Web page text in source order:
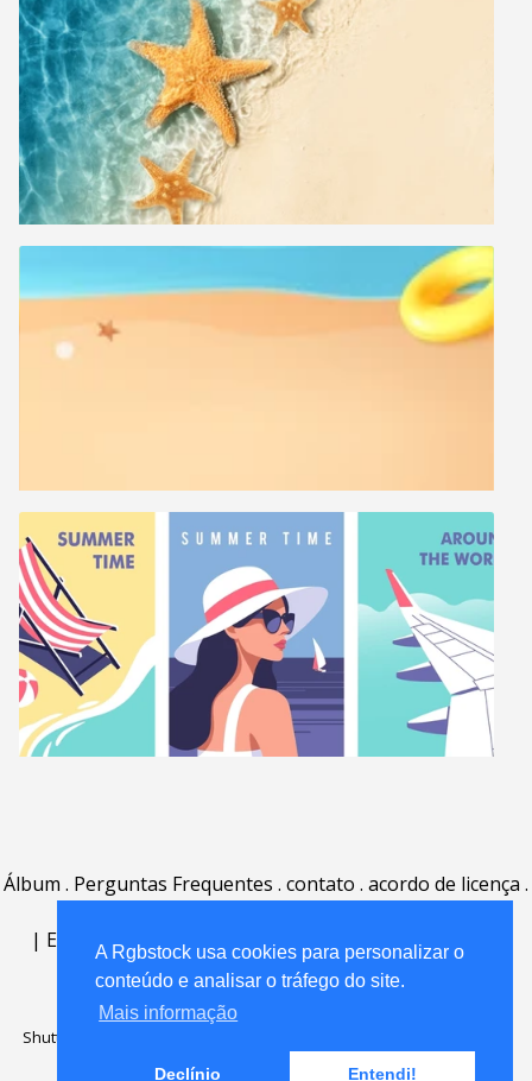
A Rgbstock usa cookies para personalizar o
conteúdo e analisar o tráfego do site.
Mais informação
Declínio Entendi!
Álbum . Perguntas Frequentes . contato . acordo de licença .
| English | Deutsch Español Português
Nederlands|
Shutterstock official partner of Rgbstock
Rgbstock